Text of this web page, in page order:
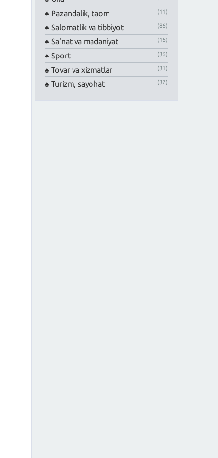
Pazandalik, taom (11)
Salomatlik va tibbiyot (86)
Sa'nat va madaniyat (16)
Sport (36)
Tovar va xizmatlar (31)
Turizm, sayohat (37)